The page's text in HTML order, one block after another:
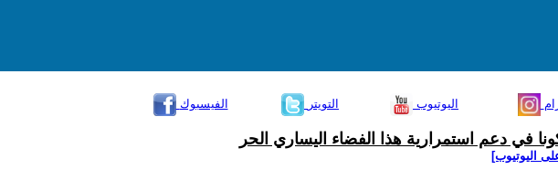
الفيسبوك
التويتر اليوتيوب
في دعم استمرارية هذا الفضاء اليساري الحر
اليوتيوب]